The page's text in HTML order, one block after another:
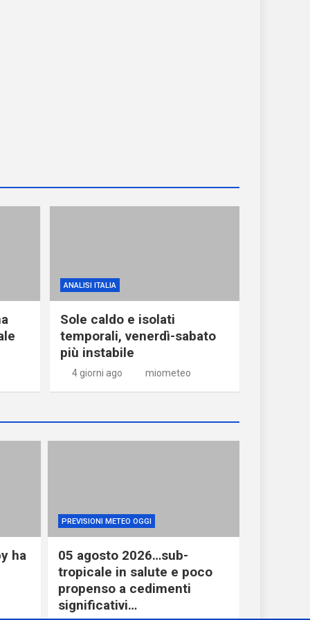
ANALISI ITALIA
Sole caldo e isolati
temporali, venerdì-sabato
più instabile
4 giorni ago miometeo
ha
PREVISIONI METEO OGGI
05 agosto 2026…sub-
tropicale in salute e poco
propenso a cedimenti
significativi…